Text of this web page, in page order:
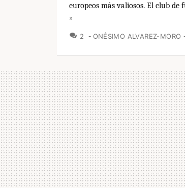
europeos más valiosos. El club de
»
2 COMENTARIOS
ONÉSIMO ALVAREZ-MORO